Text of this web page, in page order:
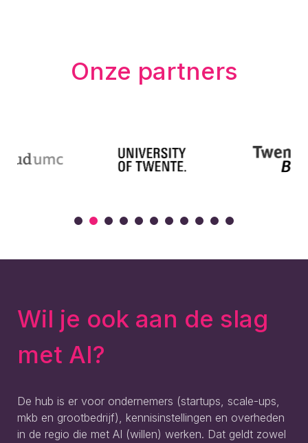
Onze partners
Wil je ook aan de slag
met AI?
De hub is er voor ondernemers (startups, scale-ups,
mkb en grootbedrijf), kennisinstellingen en overheden
in de regio die met AI (willen) werken. Dat geldt zowel